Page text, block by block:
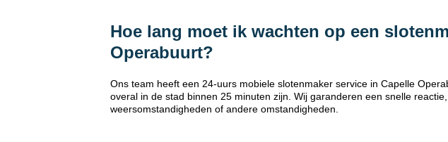
Hoe lang moet ik wachten op een
Operabuurt?
Ons team heeft een 24-uurs mobiele slotenmaker service in Capelle
overal in de stad binnen 25 minuten zijn. Wij garanderen een snelle
weersomstandigheden of andere omstandigheden.